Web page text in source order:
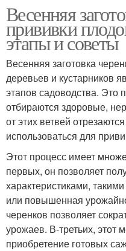
Весенняя
прививки
этапы и советы
Весенняя заготовка
деревьев и кустарников
этапов садоводства. Это
отбираются здоровые,
от этих ветвей
использоваться для
Этот процесс имеет
первых, он позволяет
характеристиками,
или повышенная
черенков позволяет
урожаев. В-третьих, этот
приобретение готовых